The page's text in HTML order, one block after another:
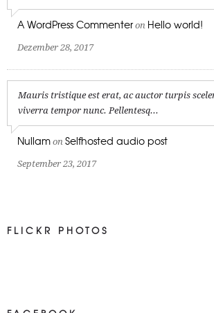
A WordPress Commenter on Hello world!
Dezember 28, 2017
Mauris tristique est erat, ac auctor turpis
viverra tempor nunc. Pellentesq...
Nullam on Selfhosted audio post
September 23, 2017
FLICKR PHOTOS